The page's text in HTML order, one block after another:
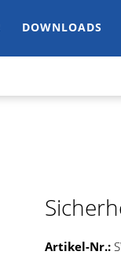
DOWNLOADS
Artikel-Nr.: